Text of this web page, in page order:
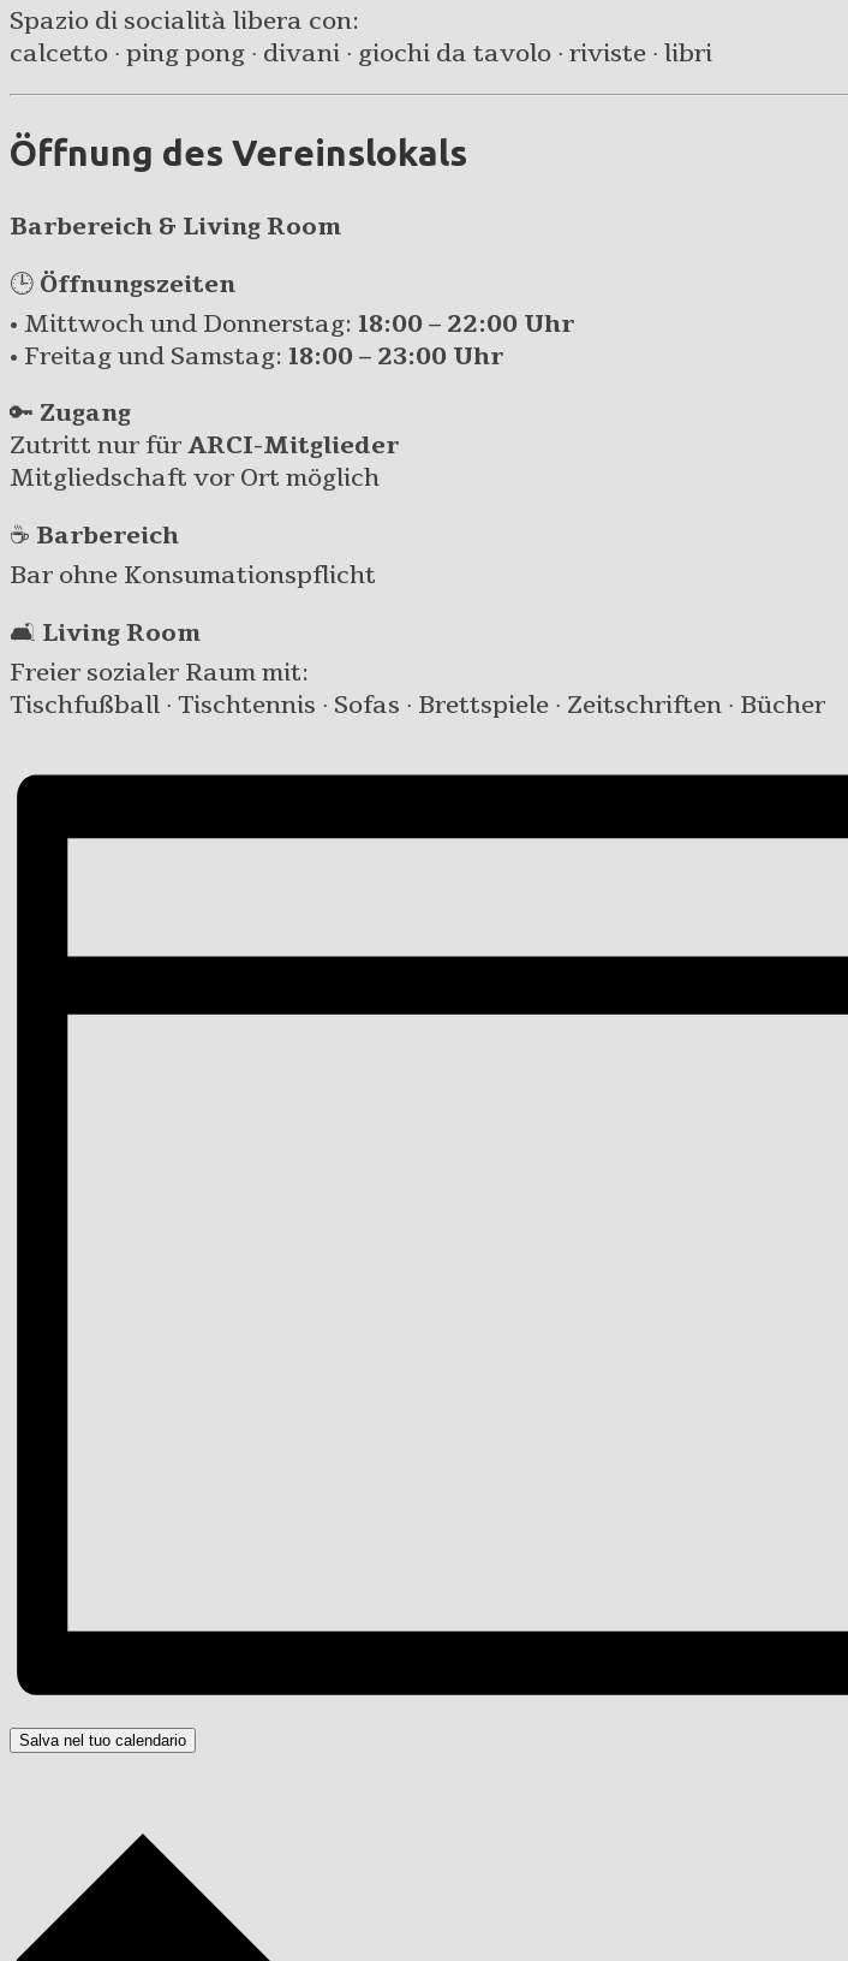
Spazio di socialità libera con:
calcetto · ping pong · divani · giochi da tavolo · riviste · libri
Öffnung des Vereinslokals
Barbereich & Living Room
🕒 Öffnungszeiten
• Mittwoch und Donnerstag: 18:00 – 22:00 Uhr
• Freitag und Samstag: 18:00 – 23:00 Uhr
🔑 Zugang
Zutritt nur fürARCI-Mitglieder
Mitgliedschaft vor Ort möglich
☕ Barbereich
Bar ohne Konsumationspflicht
🛋️ Living Room
Freier sozialer Raum mit:
Tischfußball · Tischtennis · Sofas · Brettspiele · Zeitschriften · Bücher
Salva nel tuo calendario